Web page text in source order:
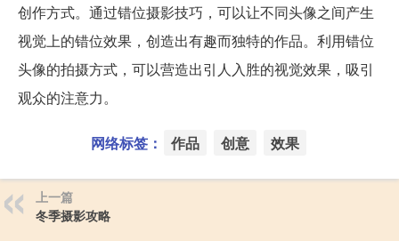
创作方式。通过错位摄影技巧，可以让不同头像之间产生
视觉上的错位效果，创造出有趣而独特的作品。利用错位
头像的拍摄方式，可以营造出引人入胜的视觉效果，吸引
观众的注意力。
网络标签： 作品 创意 效果
上一篇
冬季摄影攻略